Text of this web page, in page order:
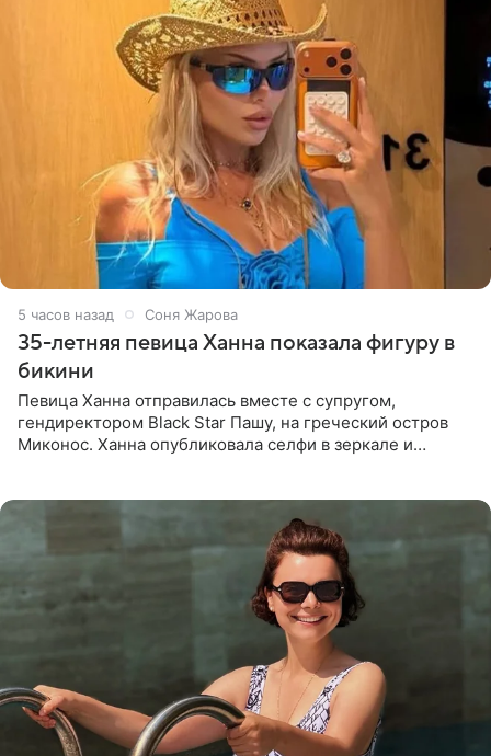
5 часов назад Соня Жарова
35-летняя певица Ханна показала фигуру в
бикини
Певица Ханна отправилась вместе с супругом,
гендиректором Black Star Пашу, на греческий остров
Миконос. Ханна опубликовала селфи в зеркале и